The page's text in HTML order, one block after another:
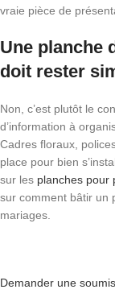
vraie pièce de
Une planche
doit rester
Non, c’est plutôt le
d’information à
Cadres floraux,
place pour bien
sur les planches pour
sur comment bâtir un
mariages.
Demander une